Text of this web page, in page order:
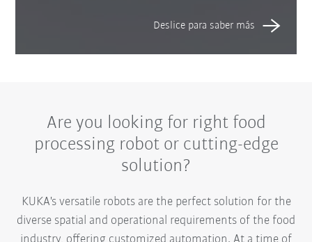
Are you looking for right food
processing robot or cutting-edge
solution?
KUKA's versatile robots are the perfect solution for the
diverse spatial and operational requirements of the food